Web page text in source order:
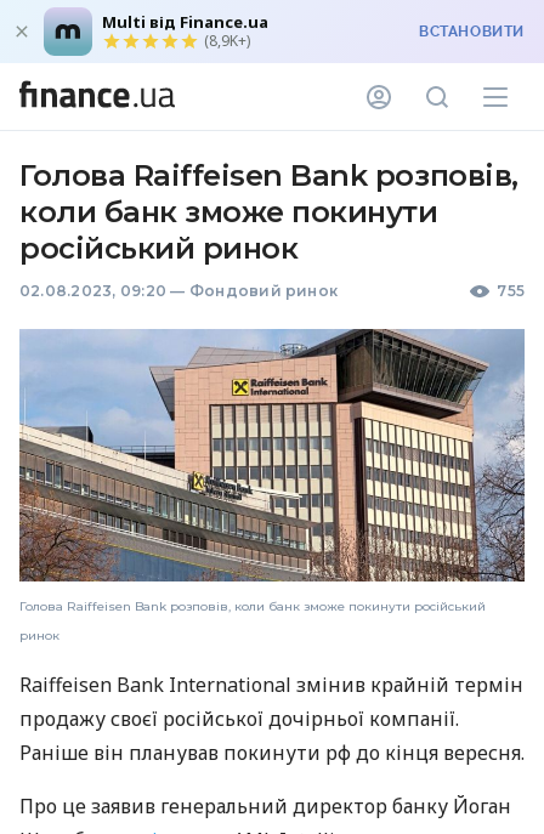
Multi від Finance.ua
(8,9K+) ВСТАНОВИТИ
Голова Raiffeisen Bank розповів,
коли банк зможе покинути
російський ринок
02.08.2023, 09:20 — Фондовий ринок 755
Голова Raiffeisen Bank розповів, коли банк зможе покинути російський
ринок
Raiffeisen Bank International змінив крайній термін
продажу своєї російської дочірньої компанії.
Раніше він планував покинути рф до кінця вересня.
Про це заявив генеральний директор банку Йоган